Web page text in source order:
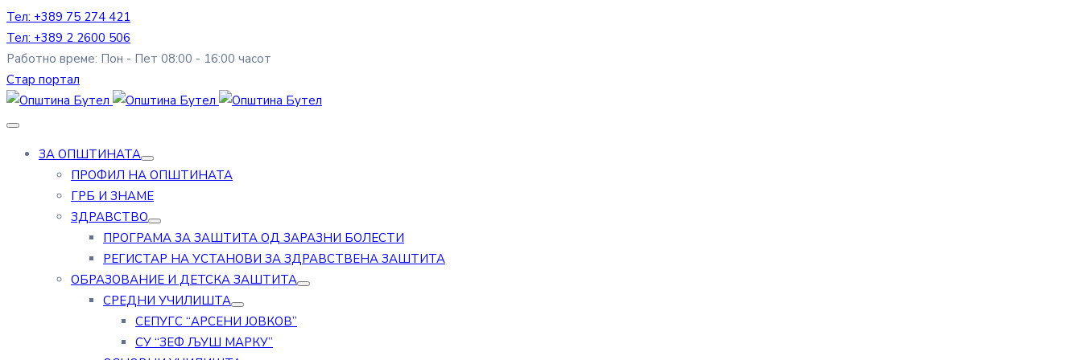
Тел: +389 75 274 421
Тел: +389 2 2600 506
Работно време: Пон - Пет 08:00 - 16:00 часот
Стар портал
ЗА ОПШТИНАТА
ПРОФИЛ НА ОПШТИНАТА
ГРБ И ЗНАМЕ
ЗДРАВСТВО
ПРОГРАМА ЗА ЗАШТИТА ОД ЗАРАЗНИ БОЛЕСТИ
РЕГИСТАР НА УСТАНОВИ ЗА ЗДРАВСТВЕНА ЗАШТИТА
ОБРАЗОВАНИЕ И ДЕТСКА ЗАШТИТА
СРЕДНИ УЧИЛИШТА
СЕПУГС “АРСЕНИ ЈОВКОВ”
СУ “ЗЕФ ЉУШ МАРКУ”